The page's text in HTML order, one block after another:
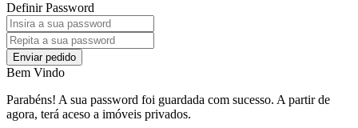
Definir Password
Enviar pedido
Bem Vindo
Parabéns! A sua password foi guardada com sucesso. A partir de
agora, terá aceso a imóveis privados.